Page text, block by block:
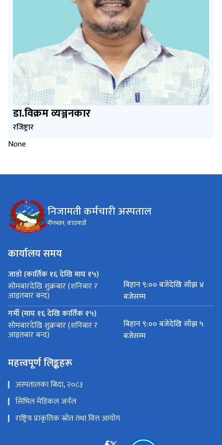
डा.विक्रम व्यञ्जनकार
रजिष्ट्रार
None
निजामती कर्मचारी अस्पताल
मीनभवन, काठमाडौं
कार्यालय समय
जाडो (कार्तिक १६ देखि माघ १५)
सोमबारदेखि शुक्रबार (शनिबार र
आइतबार बन्द)
बिहान ९:०० बजेदेखि साँझ ४
बजेसम्म
गर्मी (माघ १६ देखि कार्तिक १५)
सोमबारदेखि शुक्रबार (शनिबार र
आइतबार बन्द)
बिहान ९:०० बजेदेखि साँझ ५
बजेसम्म
महत्त्वपूर्ण लिङ्कहरू
अस्पतालका बिदा, २०८३
सिभिल मेडिकल जर्नल
राष्ट्रिय प्राकृतिक स्रोत तथा वित्त आयोग